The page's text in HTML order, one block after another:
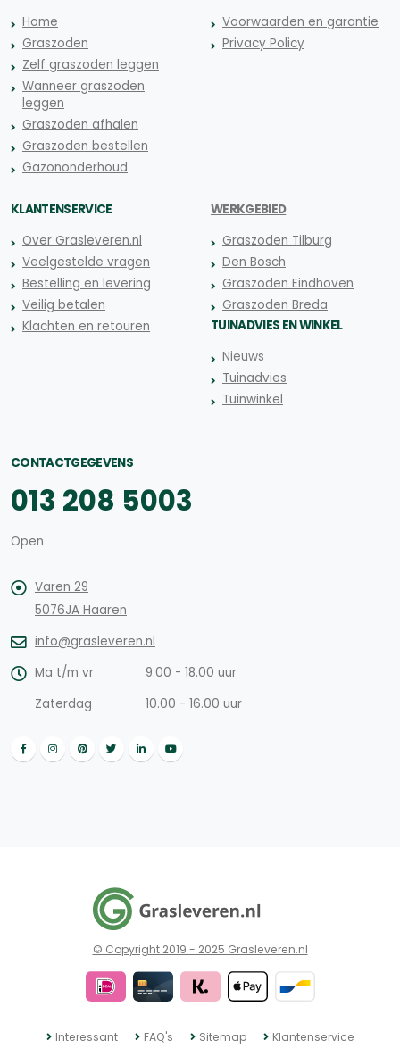
Home
Graszoden
Zelf graszoden leggen
Wanneer graszoden
leggen
Graszoden afhalen
Graszoden bestellen
Gazononderhoud
Voorwaarden en garantie
Privacy Policy
KLANTENSERVICE
Over Grasleveren.nl
Veelgestelde vragen
Bestelling en levering
Veilig betalen
Klachten en retouren
WERKGEBIED
Graszoden Tilburg
Den Bosch
Graszoden Eindhoven
Graszoden Breda
TUINADVIES EN WINKEL
Nieuws
Tuinadvies
Tuinwinkel
CONTACTGEGEVENS
013 208 5003
Open
Varen 29
5076JA Haaren
info@grasleveren.nl
Ma t/m vr
9.00 - 18.00 uur
Zaterdag
10.00 - 16.00 uur
© Copyright 2019 - 2025 Grasleveren.nl
Interessant FAQ's Sitemap Klantenservice